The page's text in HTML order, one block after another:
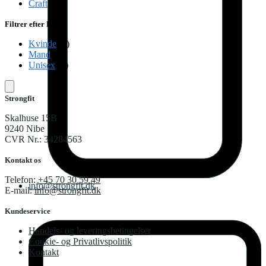
info@strongfit.dk
Craft
Filtrer efter Køn
Kvinde
(2)
Mand
Unisex
(1)
Strongfit
Skalhuse 15B
9240 Nibe
CVR Nr.: 34284563
Kontakt os
Telefon: +45 70 30 59 49
E-mail:info@strongfit.dk
Kundeservice
Handels- og leveringsbetingelser
Cookie- og Privatlivspolitik
Kontakt